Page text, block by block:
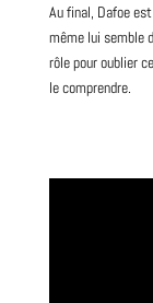
Au final, Dafoe
même lui semble
rôle pour oublier
le comprendre.